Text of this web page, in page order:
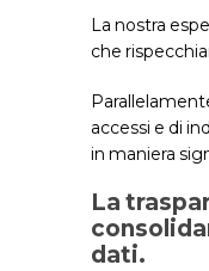
La nostra
che
accessi e di
in maniera
La
dati.